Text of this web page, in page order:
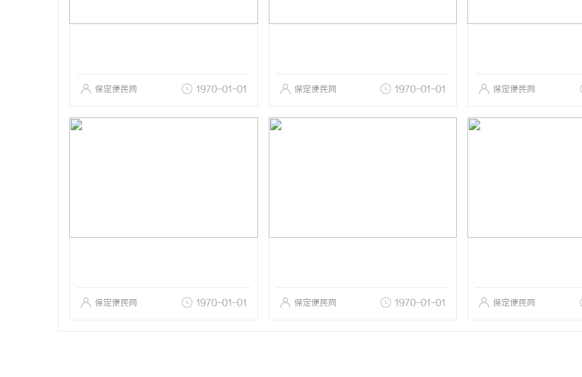
保定便民网 1970-01-01 保定便民网 1970-01-01 保定便民网
保定便民网 1970-01-01 保定便民网 1970-01-01 保定便民网